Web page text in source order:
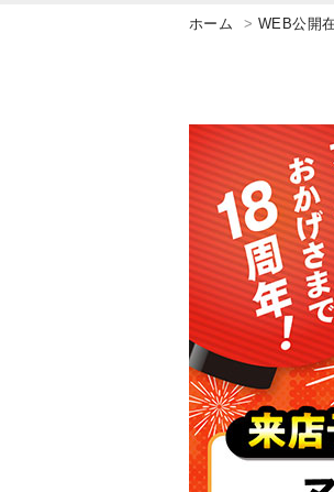
ホーム WEB公開